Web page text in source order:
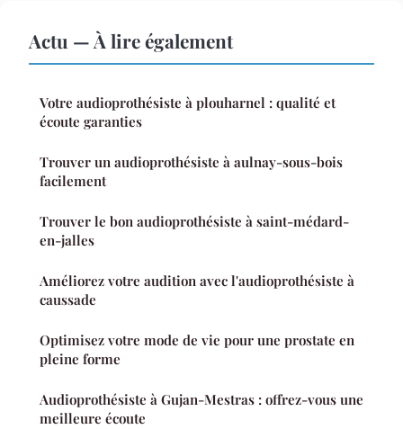
Actu — À lire également
Votre audioprothésiste à plouharnel : qualité et
écoute garanties
Trouver un audioprothésiste à aulnay-sous-bois
facilement
Trouver le bon audioprothésiste à saint-médard-
en-jalles
Améliorez votre audition avec l'audioprothésiste à
caussade
Optimisez votre mode de vie pour une prostate en
pleine forme
Audioprothésiste à Gujan-Mestras : offrez-vous une
meilleure écoute